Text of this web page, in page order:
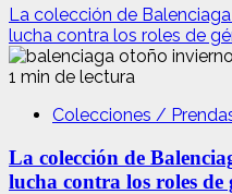
La colección de
lucha contra los roles de
1 min de lectura
Colecciones /
La colección de
lucha contra los roles de